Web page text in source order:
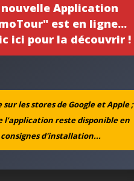
nouvelle Application
est en ligne...
ici pour la découvrir !
les stores de Google et Apple ;
reste disponible en
d'installation...